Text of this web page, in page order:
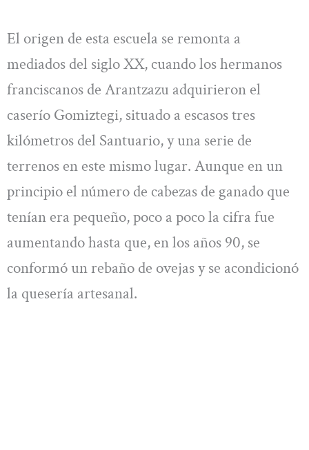
El origen de esta escuela se remonta a
mediados del siglo XX, cuando los hermanos
franciscanos de Arantzazu adquirieron el
caserío Gomiztegi, situado a escasos tres
kilómetros del Santuario, y una serie de
terrenos en este mismo lugar. Aunque en un
principio el número de cabezas de ganado que
tenían era pequeño, poco a poco la cifra fue
aumentando hasta que, en los años 90, se
conformó un rebaño de ovejas y se acondicionó
la quesería artesanal.